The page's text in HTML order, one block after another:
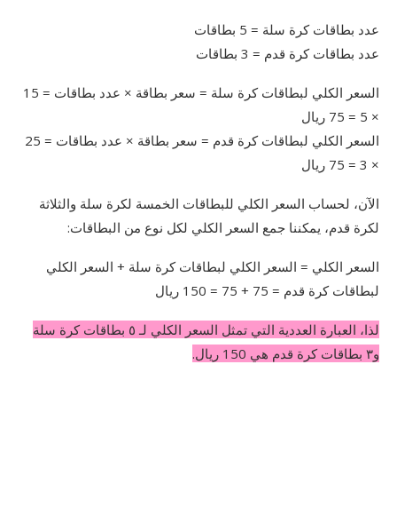
عدد بطاقات كرة سلة = 5 بطاقات
عدد بطاقات كرة قدم = 3 بطاقات
السعر الكلي لبطاقات كرة سلة = سعر بطاقة × عدد بطاقات = 15
× 5 = 75 ريال
السعر الكلي لبطاقات كرة قدم = سعر بطاقة × عدد بطاقات = 25
× 3 = 75 ريال
الآن، لحساب السعر الكلي للبطاقات الخمسة لكرة سلة والثلاثة
لكرة قدم، يمكننا جمع السعر الكلي لكل نوع من البطاقات:
السعر الكلي = السعر الكلي لبطاقات كرة سلة + السعر الكلي
لبطاقات كرة قدم = 75 + 75 = 150 ريال
لذا، العبارة العددية التي تمثل السعر الكلي لـ ٥ بطاقات كرة سلة
و٣ بطاقات كرة قدم هي 150 ريال.